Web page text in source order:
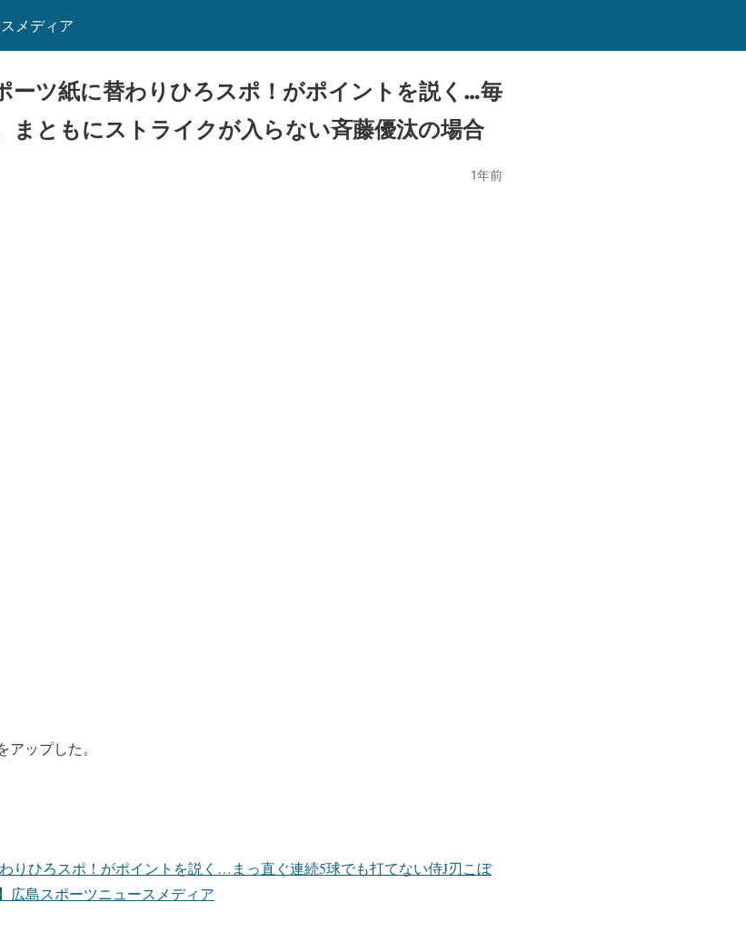
メディア
ーツ紙に替わりひろスポ！がポイントを説く…毎
まともにストライクが入らない斉藤優汰の場合
1年前
ップした。
りひろスポ！がポイントを説く…まっ直ぐ連続5球でも打てない侍J刃こぼ
広島スポーツニュースメディア